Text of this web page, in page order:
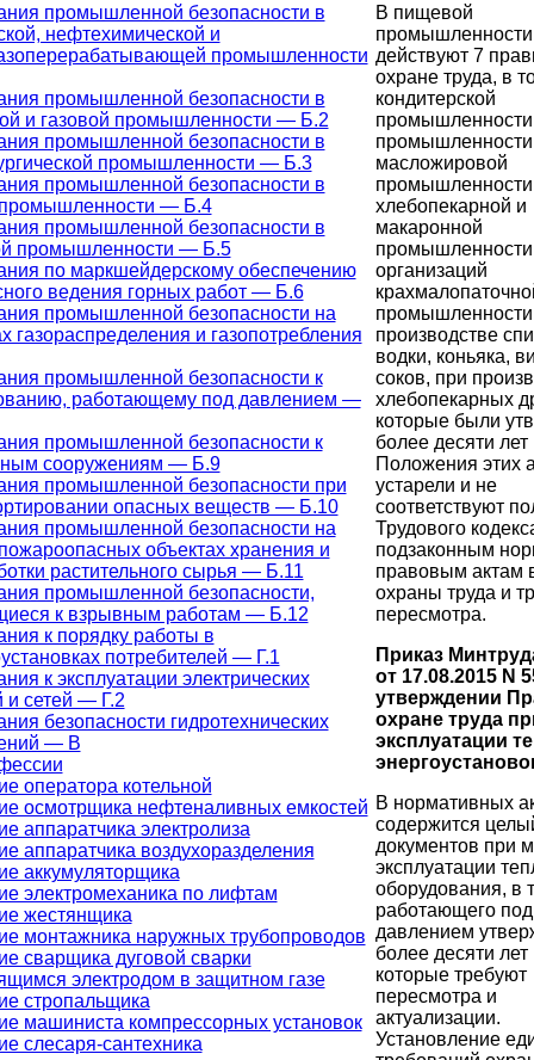
промышленной безопасности в
нефтехимической и
промышленности
промышленной безопасности в
и газовой промышленности — Б.2
промышленной безопасности в
промышленности — Б.3
промышленной безопасности в
— Б.4
промышленной безопасности в
промышленности — Б.5
по маркшейдерскому обеспечению
ведения горных работ — Б.6
промышленной безопасности на
газораспределения и газопотребления
промышленной безопасности к
работающему под давлением —
промышленной безопасности к
сооружениям — Б.9
промышленной безопасности при
опасных веществ — Б.10
промышленной безопасности на
объектах хранения и
растительного сырья — Б.11
промышленной безопасности,
к взрывным работам — Б.12
к порядку работы в
потребителей — Г.1
к эксплуатации электрических
и сетей — Г.2
безопасности гидротехнических
— В
оператора котельной
осмотрщика нефтеналивных емкостей
аппаратчика электролиза
аппаратчика воздухоразделения
аккумуляторщика
электромеханика по лифтам
жестянщика
монтажника наружных трубопроводов
сварщика дуговой сварки
электродом в защитном газе
стропальщика
машиниста компрессорных установок
слесаря-сантехника
В пищевой
промышленности
действуют 7
охране труда, в
кондитерской
масложировой
хлебопекарной и
макаронной
организаций
производстве
водки, коньяка,
соков, при
хлебопекарных
которые были
более десяти лет
Положения этих
устарели и не
соответствуют
Трудового
подзаконным
правовым актам
охраны труда и
пересмотра.
Приказ
от 17.08.2015 N
утверждении
охране труда
эксплуатации
В нормативных
содержится
документов при
эксплуатации
оборудования, в
работающего под
давлением
более десяти лет
которые требуют
пересмотра и
актуализации.
Установление